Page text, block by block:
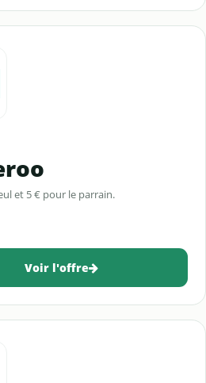
et 5 € pour le parrain.
Voir l'offre